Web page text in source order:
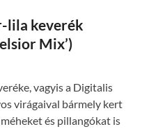
lila keverék
Mix’)
vagyis a Digitalis
virágaival bármely kert
és pillangókat is